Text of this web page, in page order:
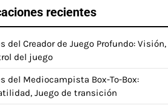
recientes
del Creador de Juego Profundo: Visión,
del juego
del Mediocampista Box-To-Box:
Juego de transición